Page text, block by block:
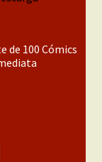
de 100 Cómics